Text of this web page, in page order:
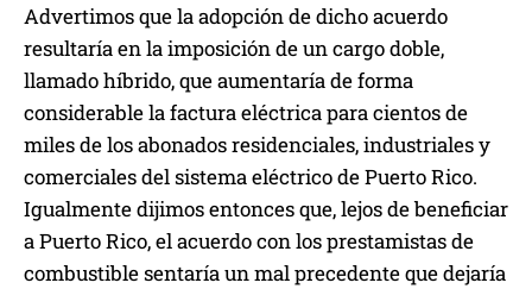
Advertimos que la adopción de dicho acuerdo
resultaría en la imposición de un cargo doble,
llamado híbrido, que aumentaría de forma
considerable la factura eléctrica para cientos de
miles de los abonados residenciales, industriales y
comerciales del sistema eléctrico de Puerto Rico.
Igualmente dijimos entonces que, lejos de beneficiar
a Puerto Rico, el acuerdo con los prestamistas de
combustible sentaría un mal precedente que dejaría